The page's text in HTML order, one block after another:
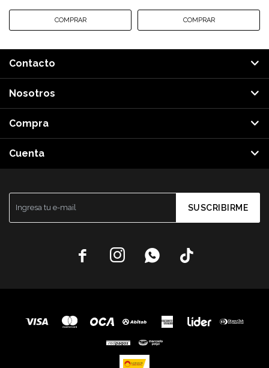
SUSCRIBIRME
   
Contacto
Nosotros
Compra
Cuenta